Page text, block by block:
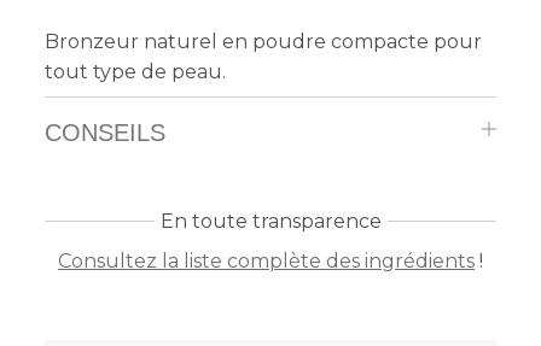
Bronzeur naturel en poudre compacte pour
tout type de peau.
CONSEILS
En toute transparence
Consultez la liste complète des ingrédients !